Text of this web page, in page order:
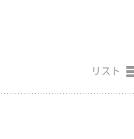
リスト